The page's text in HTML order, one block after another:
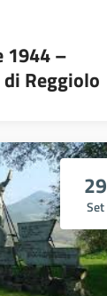
1944 –
Reggiolo
29
Set